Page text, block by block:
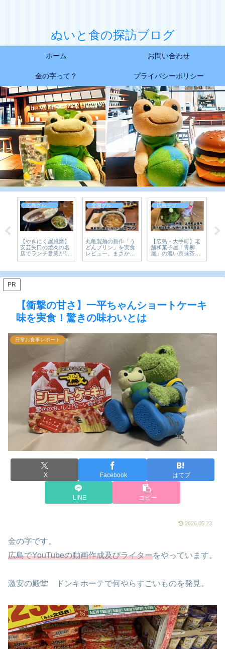
ぬいと食の探訪ブログ
ホーム お問い合わせ
金の字って？ プライバシーポリシー
か
実
【広島・東区】中華
料理 温品飯店 リー
ズナブルな町中華。
みた【かえるのピク
ルスと実食レビュ
CoCo壱番屋「The牛
咖喱」数量限定カレ
ーを実食レビュー。
ビュー】
【今を楽しめ 祇園
店】祇園の若者の胃
袋をつかんでいたガ
島グルメ】
PR
【衝撃の甘さ】一平ちゃんショートケーキ
味を実食！驚きの味わいとは
日常お食事レポート
X Facebook はてブ
LINE コピー
2026.05.23
金の字です。
広島でYouTubeの動画作成及びライターをやっています。
激安の殿堂 ドンキホーテで何やらすごいものを発見。